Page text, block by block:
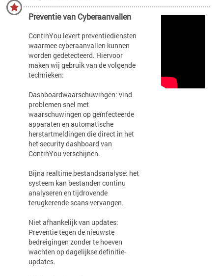
Preventie van Cyberaanvallen
ContinYou levert preventiediensten
waarmee cyberaanvallen kunnen
worden gedetecteerd. Hiervoor
maken wij gebruik van de volgende
technieken:
Dashboardwaarschuwingen: vind
problemen snel met
waarschuwingen op geïnfecteerde
apparaten en automatische
herstartmeldingen die direct in het
het security dashboard van
ContinYou verschijnen.
Bijna realtime bestandsanalyse: het
systeem kan bestanden continu
analyseren en tijdrovende
terugkerende scans vervangen.
Niet afhankelijk van updates:
Preventie tegen de nieuwste
bedreigingen zonder te hoeven
wachten op dagelijkse definitie-
updates.